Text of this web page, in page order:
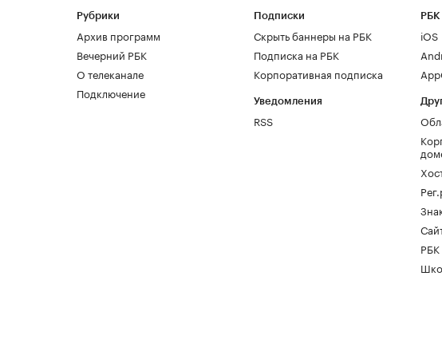
Рубрики
Архив программ
Вечерний РБК
О телеканале
Подключение
Подписки
Скрыть баннеры на РБК
Подписка на РБК
Корпоративная подписка
Уведомления
RSS
РБК
iOS